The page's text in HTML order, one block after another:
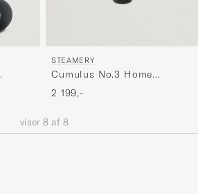
STEAMERY
Cumulus No.3 Home
Steamer Jet Black
2 199,-
viser 8 af 8